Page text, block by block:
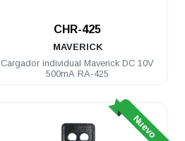
CHR-425
MAVERICK
Cargador individual Maverick DC 10V
500mA RA-425
Nuevo